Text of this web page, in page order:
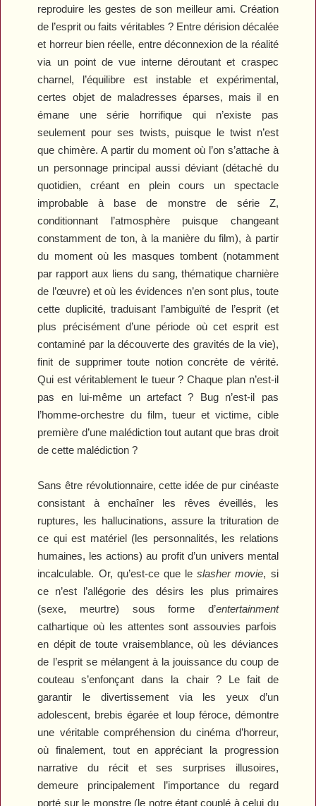
reproduire les gestes de son meilleur ami. Création
de l’esprit ou faits véritables ? Entre dérision décalée
et horreur bien réelle, entre déconnexion de la réalité
via un point de vue interne déroutant et craspec
charnel, l’équilibre est instable et expérimental,
certes objet de maladresses éparses, mais il en
émane une série horrifique qui n’existe pas
seulement pour ses twists, puisque le twist n’est
que chimère. A partir du moment où l’on s’attache à
un personnage principal aussi déviant (détaché du
quotidien, créant en plein cours un spectacle
improbable à base de monstre de série Z,
conditionnant l’atmosphère puisque changeant
constamment de ton, à la manière du film), à partir
du moment où les masques tombent (notamment
par rapport aux liens du sang, thématique charnière
de l’œuvre) et où les évidences n’en sont plus, toute
cette duplicité, traduisant l’ambiguïté de l’esprit (et
plus précisément d’une période où cet esprit est
contaminé par la découverte des gravités de la vie),
finit de supprimer toute notion concrète de vérité.
Qui est véritablement le tueur ? Chaque plan n’est-il
pas en lui-même un artefact ? Bug n’est-il pas
l’homme-orchestre du film, tueur et victime, cible
première d’une malédiction tout autant que bras droit
de cette malédiction ?
Sans être révolutionnaire, cette idée de pur cinéaste
consistant à enchaîner les rêves éveillés, les
ruptures, les hallucinations, assure la trituration de
ce qui est matériel (les personnalités, les relations
humaines, les actions) au profit d’un univers mental
incalculable. Or, qu’est-ce que leslasher movie, si
ce n’est l’allégorie des désirs les plus primaires
(sexe, meurtre) sous forme d’entertainment
cathartique où les attentes sont assouvies parfois
en dépit de toute vraisemblance, où les déviances
de l’esprit se mélangent à la jouissance du coup de
couteau s’enfonçant dans la chair ? Le fait de
garantir le divertissement via les yeux d’un
adolescent, brebis égarée et loup féroce, démontre
une véritable compréhension du cinéma d’horreur,
où finalement, tout en appréciant la progression
narrative du récit et ses surprises illusoires,
demeure principalement l’importance du regard
porté sur le monstre (le notre étant couplé à celui du